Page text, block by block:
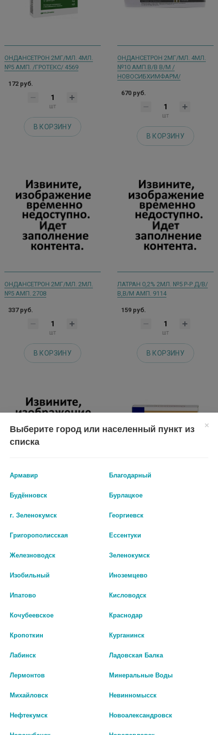
ОНДАНСЕТРОН 2МГ/МЛ. 4МЛ.
№5 АМП. /ГРОТЕКС/ 4569
172 руб.
шт
В КОРЗИНУ
ОНДАНСЕТРОН 2МГ/МЛ. 4МЛ.
№10 АМП.В/В В/М /
НОВОСИБХИМФАРМ/
670 руб.
шт
В КОРЗИНУ
ОНДАНСЕТРОН 2МГ/МЛ. 2МЛ.
№5 АМП. 2708
337 руб.
шт
В КОРЗИНУ
ЛАТРАН 0,2% 2МЛ. №5 Р-Р Д/В/
В,В/М АМП. 9114
159 руб.
шт
В КОРЗИНУ
В,В/М АМП. 9145
МЕТОКЛОПРАМИД 0,5% 5МГ/
МЕТОКЛОПРАМИД-ВЕЛФАРМ
Выберите город или населенный пункт из
списка
Армавир Благодарный
Будённовск Бурлацкое
г. Зеленокумск Георгиевск
Григорополисская Ессентуки
Железноводск Зеленокумск
Изобильный Иноземцево
Ипатово Кисловодск
Кочубеевское Краснодар
Кропоткин Курганинск
Лабинск Ладовская Балка
Лермонтов Минеральные Воды
Михайловск Невинномысск
Нефтекумск Новоалександровск